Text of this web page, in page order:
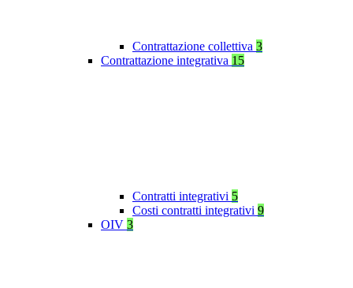
Contrattazione collettiva 3
Contrattazione integrativa 15
Contratti integrativi 5
Costi contratti integrativi 9
OIV 3